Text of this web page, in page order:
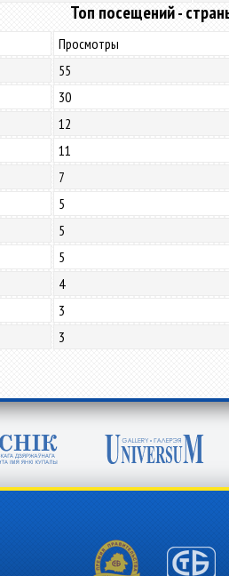
Топ посещений -
Просмотры
55
30
12
11
7
5
5
5
4
3
3